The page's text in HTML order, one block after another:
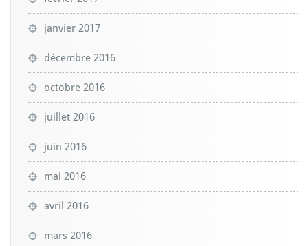
janvier 2017
décembre 2016
octobre 2016
juillet 2016
juin 2016
mai 2016
avril 2016
mars 2016